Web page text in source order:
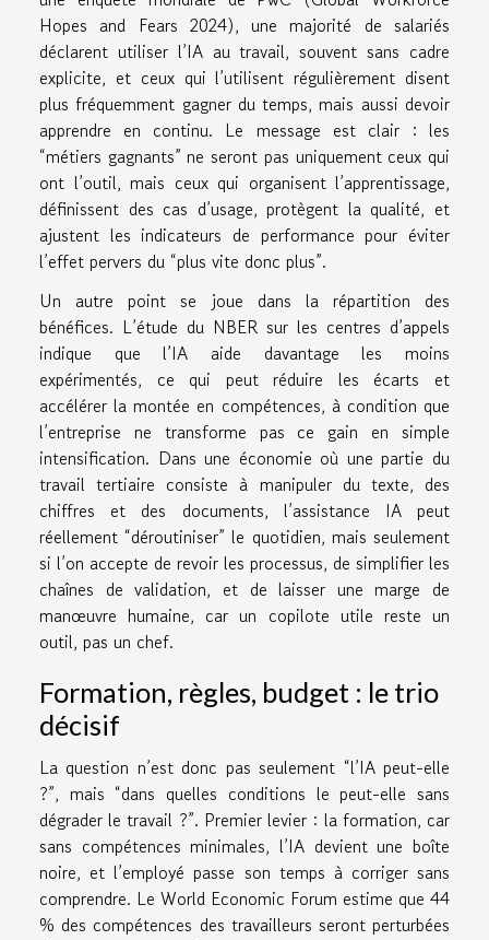
Hopes and Fears 2024), une majorité de salariés
déclarent utiliser l’IA au travail, souvent sans cadre
explicite, et ceux qui l’utilisent régulièrement disent
plus fréquemment gagner du temps, mais aussi devoir
apprendre en continu. Le message est clair : les
“métiers gagnants” ne seront pas uniquement ceux qui
ont l’outil, mais ceux qui organisent l’apprentissage,
définissent des cas d’usage, protègent la qualité, et
ajustent les indicateurs de performance pour éviter
l’effet pervers du “plus vite donc plus”.
Un autre point se joue dans la répartition des
bénéfices. L’étude du NBER sur les centres d’appels
indique que l’IA aide davantage les moins
expérimentés, ce qui peut réduire les écarts et
accélérer la montée en compétences, à condition que
l’entreprise ne transforme pas ce gain en simple
intensification. Dans une économie où une partie du
travail tertiaire consiste à manipuler du texte, des
chiffres et des documents, l’assistance IA peut
réellement “déroutiniser” le quotidien, mais seulement
si l’on accepte de revoir les processus, de simplifier les
chaînes de validation, et de laisser une marge de
manœuvre humaine, car un copilote utile reste un
outil, pas un chef.
Formation, règles, budget : le trio
décisif
La question n’est donc pas seulement “l’IA peut-elle
?”, mais “dans quelles conditions le peut-elle sans
dégrader le travail ?”. Premier levier : la formation, car
sans compétences minimales, l’IA devient une boîte
noire, et l’employé passe son temps à corriger sans
comprendre. Le World Economic Forum estime que 44
% des compétences des travailleurs seront perturbées